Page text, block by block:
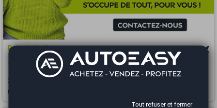
Renault Kadjar 12 370 €
1.6 DCI / 130 CH / INTENS
2018
Tout refuser et fermer